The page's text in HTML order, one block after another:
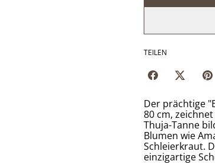
TEILEN
Der prächtige
80 cm,
Thuja-Tanne
Blumen wie
Schleierkraut.
einzigartige